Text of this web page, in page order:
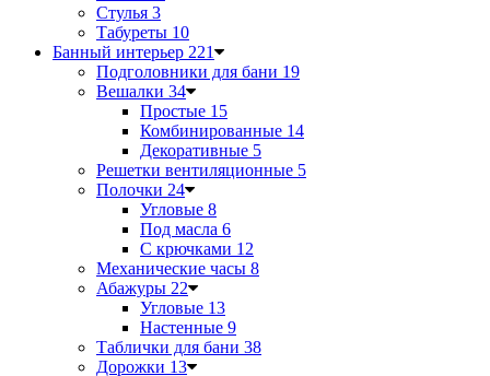
Стулья 3
Табуреты 10
Банный интерьер 221
Подголовники для бани 19
Вешалки 34
Простые 15
Комбинированные 14
Декоративные 5
Решетки вентиляционные 5
Полочки 24
Угловые 8
Под масла 6
С крючками 12
Механические часы 8
Абажуры 22
Угловые 13
Настенные 9
Таблички для бани 38
Дорожки 13